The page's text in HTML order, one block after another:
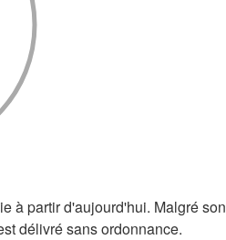
à partir d'aujourd'hui. Malgré son
délivré sans ordonnance.